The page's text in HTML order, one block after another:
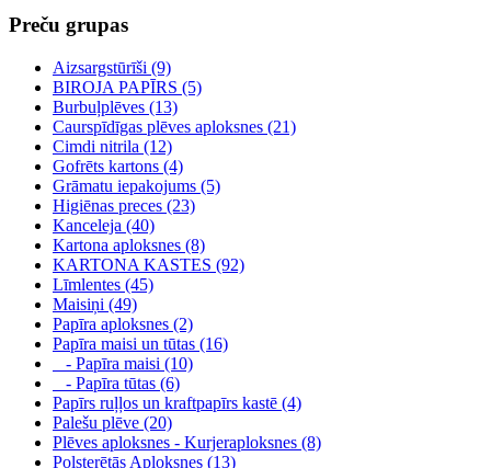
Preču grupas
Aizsargstūrīši (9)
BIROJA PAPĪRS (5)
Burbuļplēves (13)
Caurspīdīgas plēves aploksnes (21)
Cimdi nitrila (12)
Gofrēts kartons (4)
Grāmatu iepakojums (5)
Higiēnas preces (23)
Kanceleja (40)
Kartona aploksnes (8)
KARTONA KASTES (92)
Līmlentes (45)
Maisiņi (49)
Papīra aploksnes (2)
Papīra maisi un tūtas (16)
- Papīra maisi (10)
- Papīra tūtas (6)
Papīrs ruļļos un kraftpapīrs kastē (4)
Palešu plēve (20)
Plēves aploksnes - Kurjeraploksnes (8)
Polsterētās Aploksnes (13)